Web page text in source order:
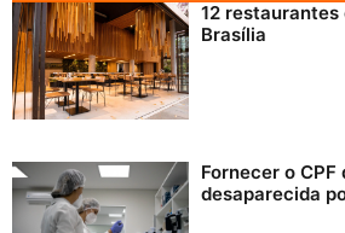
12 restaurantes
Brasília
Fornecer o CPF
desaparecida